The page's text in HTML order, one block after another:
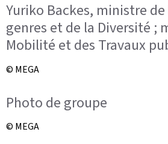
Yuriko Backes, ministre de
genres et de la Diversité ;
Mobilité et des Travaux
© MEGA
Photo de groupe
© MEGA